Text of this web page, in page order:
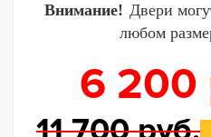
Внимание! Двери
любом
6 200